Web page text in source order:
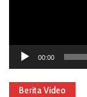
00:00
Berita Video